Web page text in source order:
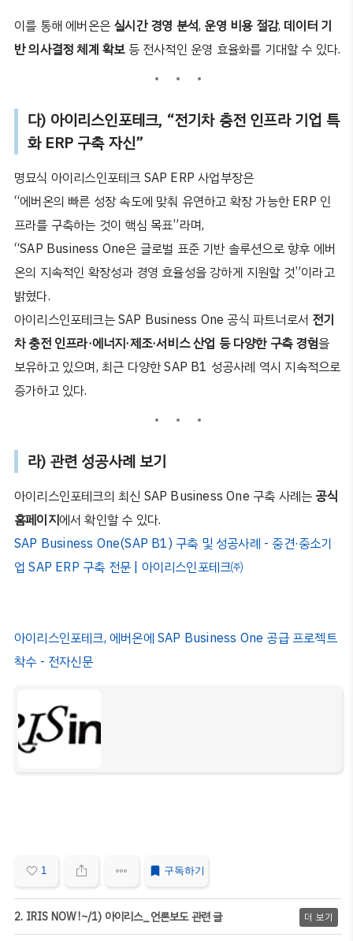
이를 통해 에버온은 실시간 경영 분석, 운영 비용 절감, 데이터 기
반 의사결정 체계 확보등 전사적인 운영 효율화를 기대할 수 있다.
다) 아이리스인포테크, “전기차 충전 인프라 기업 특
화ERP 구축 자신”
명묘식 아이리스인포테크 SAP ERP사업부장은
“에버온의 빠른 성장 속도에 맞춰 유연하고 확장 가능한ERP 인
프라를 구축하는 것이 핵심 목표”라며,
“SAP Business One은 글로벌 표준 기반 솔루션으로 향후 에버
온의 지속적인 확장성과 경영 효율성을 강하게 지원할 것”이라고
밝혔다.
아이리스인포테크는SAP Business One 공식 파트너로서 전기
차 충전 인프라·에너지·제조·서비스 산업 등 다양한 구축 경험을
보유하고 있으며,최근 다양한SAP B1 성공사례 역시 지속적으로
증가하고 있다.
라) 관련 성공사례 보기
아이리스인포테크의 최신 SAP Business One 구축 사례는 공식
홈페이지에서 확인할 수 있다.
SAP Business One(SAP B1) 구축 및 성공사례 - 중견·중소기
업 SAP ERP 구축 전문 | 아이리스인포테크㈜
아이리스인포테크, 에버온에 SAP Business One 공급 프로젝트
착수 - 전자신문
1 구독하기
2. IRIS NOW !~/1) 아이리스_언론보도 관련 글 더 보기